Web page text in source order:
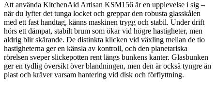
Att använda KitchenAid Artisan KSM156 är en upplevelse i sig –
när du lyfter det tunga locket och greppar den robusta glasskålen
med ett fast handtag, känns maskinen trygg och stabil. Under drift
hörs ett dämpat, stabilt brum som ökar vid högre hastigheter, men
aldrig blir skärande. De distinkta klicken vid växling mellan de tio
hastigheterna ger en känsla av kontroll, och den planetariska
rörelsen sveper slickepotten rent längs bunkens kanter. Glasbunken
ger en tydlig översikt över blandningen, men den är också tyngre än
plast och kräver varsam hantering vid disk och förflyttning.